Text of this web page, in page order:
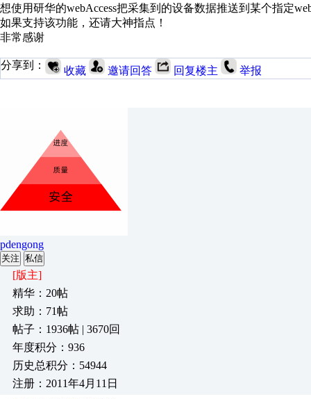
想使用研华的webAccess把采集到的设备数据推送到某个指定
如果支持该功能，还请大神指点！
非常感谢
分享到： 收藏 邀请回答 回复楼主 举报
pdengong
关注 私信
[版主]
精华：20帖
求助：71帖
帖子：1936帖 | 3670回
年度积分：936
历史总积分：54944
注册：2011年4月11日